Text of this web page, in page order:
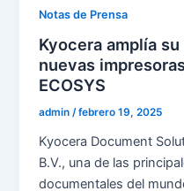
Notas de Prensa
Kyocera amplía
nuevas
ECOSYS
admin/febrero 19, 2025
Kyocera Document
B.V., una de las
documentales del